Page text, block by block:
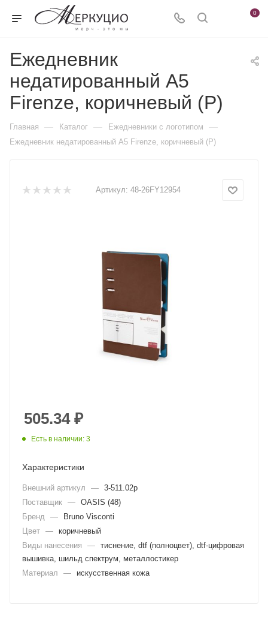
0
Ежедневник
недатированный А5
Firenze, коричневый (Р)
Главная — Каталог — Ежедневники c логотипом —
Ежедневник недатированный А5 Firenze, коричневый (Р)
Артикул: 48-26FY12954
505.34₽
Есть в наличии: 3
Характеристики
Внешний артикул — 3-511.02p
Поставщик — OASIS (48)
Бренд
—
Bruno Visconti
Цвет — коричневый
Виды нанесения
— тиснение, dtf (полноцвет), dtf-цифровая
вышивка, шильд спектрум, металлостикер
Материал
— искусственная кожа